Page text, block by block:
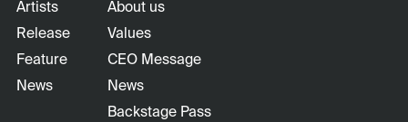
Artists
Release
Feature
News
About us
Values
CEO Message
News
Backstage Pass